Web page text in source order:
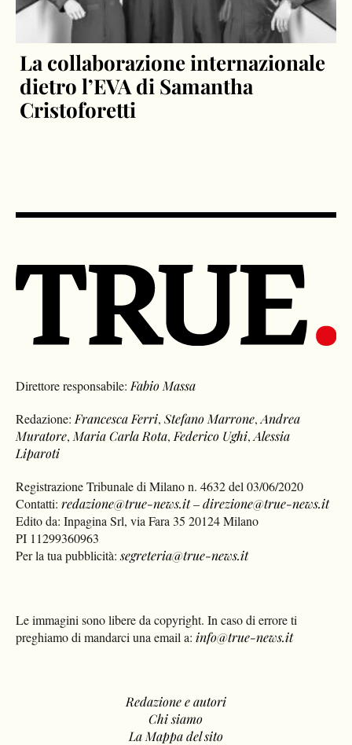
La collaborazione internazionale
dietro l’EVA di Samantha
Cristoforetti
Direttore responsabile: Fabio Massa
Redazione: Francesca Ferri,Stefano Marrone,Andrea
Muratore, Maria Carla Rota, Federico Ughi,Alessia
Liparoti
Registrazione Tribunale di Milano n. 4632 del 03/06/2020
Contatti:redazione@true-news.it–direzione@true-news.it
Edito da: Inpagina Srl, via Fara 35 20124 Milano
PI 11299360963
Per la tua pubblicità:segreteria@true-news.it
Le immagini sono libere da copyright. In caso di errore ti
preghiamo di mandarci una email a: info@true-news.it
Redazione e autori
Chi siamo
La Mappa del sito